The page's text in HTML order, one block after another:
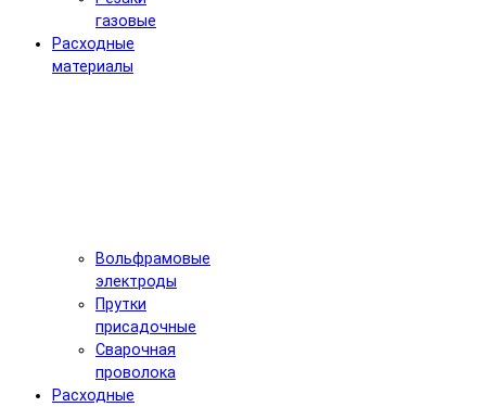
газовые
Расходные
материалы
Вольфрамовые
электроды
Прутки
присадочные
Сварочная
проволока
Расходные